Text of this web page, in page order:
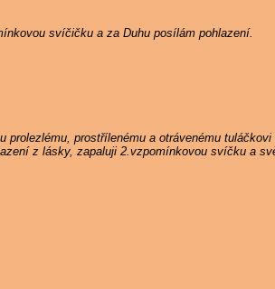
svíčičku a za Duhu posílám pohlazení.
prolezlému, prostřílenému a otrávenému
z lásky, zapaluji 2.vzpomínkovou svíčku a